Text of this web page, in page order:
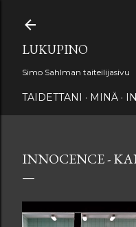
LUKUPINO
Simo Sahlman taiteilijasivu
TAIDETTANI MINÄ
INNOCENCE -